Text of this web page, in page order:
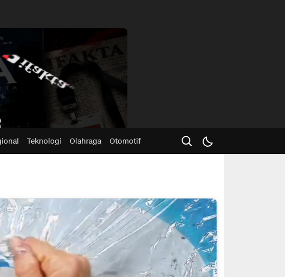
Teknologi Olahraga Otomotif